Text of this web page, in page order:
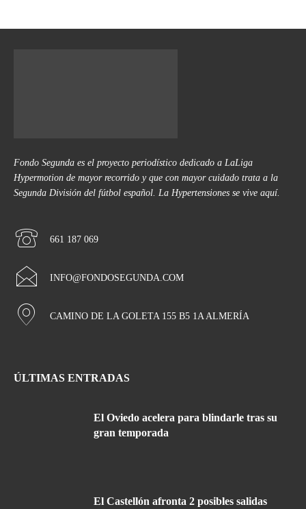
Fondo Segunda es el proyecto periodístico dedicado a LaLiga
Hypermotion de mayor recorrido y que con mayor cuidado trata a la
Segunda División del fútbol español. La Hypertensiones se vive aquí.
661 187 069
INFO@FONDOSEGUNDA.COM
CAMINO DE LA GOLETA 155 B5 1A ALMERÍA
ÚLTIMAS ENTRADAS
El Oviedo acelera para blindarle tras su
gran temporada
El Castellón afronta 2 posibles salidas